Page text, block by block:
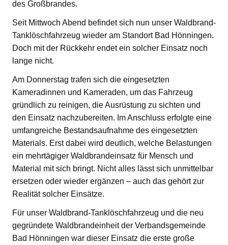
des Großbrandes.
Seit Mittwoch Abend befindet sich nun unser Waldbrand-
Tanklöschfahrzeug wieder am Standort Bad Hönningen.
Doch mit der Rückkehr endet ein solcher Einsatz noch
lange nicht.
Am Donnerstag trafen sich die eingesetzten
Kameradinnen und Kameraden, um das Fahrzeug
gründlich zu reinigen, die Ausrüstung zu sichten und
den Einsatz nachzubereiten. Im Anschluss erfolgte eine
umfangreiche Bestandsaufnahme des eingesetzten
Materials. Erst dabei wird deutlich, welche Belastungen
ein mehrtägiger Waldbrandeinsatz für Mensch und
Material mit sich bringt. Nicht alles lässt sich unmittelbar
ersetzen oder wieder ergänzen – auch das gehört zur
Realität solcher Einsätze.
Für unser Waldbrand-Tanklöschfahrzeug und die neu
gegründete Waldbrandeinheit der Verbandsgemeinde
Bad Hönningen war dieser Einsatz die erste große